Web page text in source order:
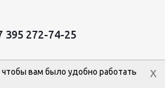
395 272-74-25
Интернет-магазин.
вам было удобно работать
x